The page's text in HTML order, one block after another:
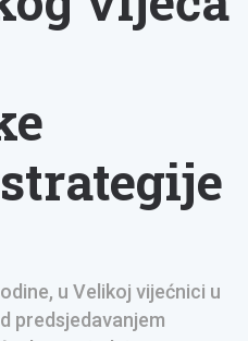
u Velikoj vijećnici u
predsjedavanjem